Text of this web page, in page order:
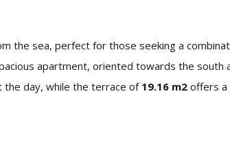
the sea, perfect for those seeking a
apartment, oriented towards the south
the day, while the terrace of 19.16 m2 offers a